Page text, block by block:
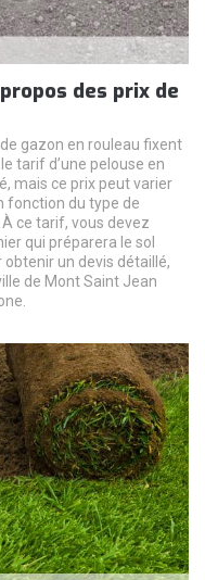
des prix de
gazon en rouleau fixent
tarif d’une pelouse en
mais ce prix peut varier
fonction du type de
ce tarif, vous devez
qui préparera le sol
un devis détaillé,
de Mont Saint Jean